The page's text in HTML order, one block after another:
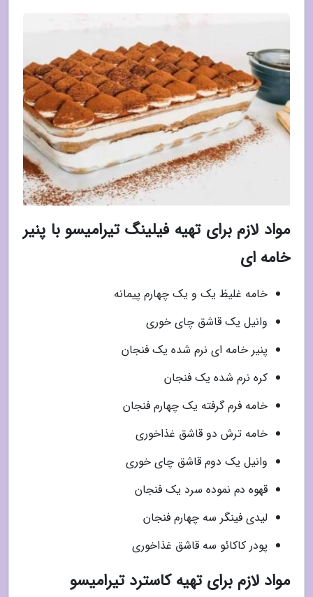
مواد لازم برای تهیه فیلینگ تیرامیسو با پنیر
خامه ای
خامه غلیظ یک و یک چهارم پیمانه
وانیل یک قاشق چای خوری
پنیر خامه ای نرم شده یک فنجان
کره نرم شده یک فنجان
خامه فرم گرفته یک چهارم فنجان
خامه ترش دو قاشق غذاخوری
وانیل یک دوم قاشق چای خوری
قهوه دم نموده سرد یک فنجان
لیدی فینگر سه چهارم فنجان
پودر کاکائو سه قاشق غذاخوری
مواد لازم برای تهیه کاسترد تیرامیسو